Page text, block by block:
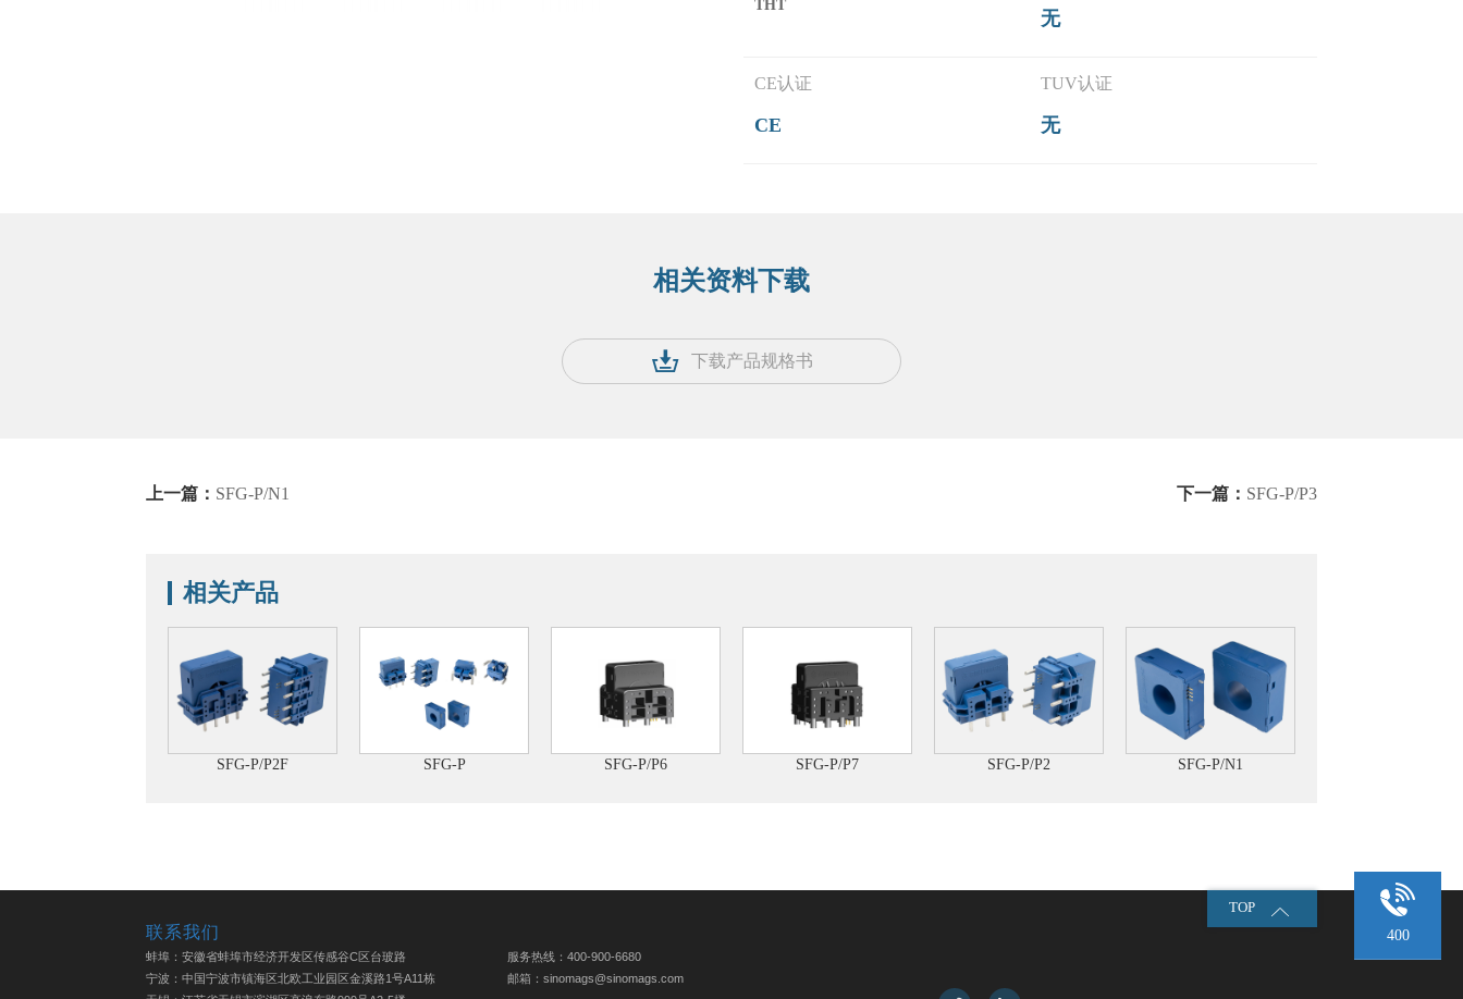
THT
无
CE认证
CE
TUV认证
无
相关资料下载
下载产品规格书
上一篇： SFG-P/N1 下一篇： SFG-P/P3
相关产品
SFG-P/P2F SFG-P SFG-P/P6 SFG-P/P7 SFG-P/P2 SFG-P/N1
TOP
联系我们
蚌埠：安徽省蚌埠市经济开发区传感谷C区台玻路
服务热线：400-900-6680
宁波：中国宁波市镇海区北欧工业园区金溪路1号A11栋
邮箱：sinomags@sinomags.com
400